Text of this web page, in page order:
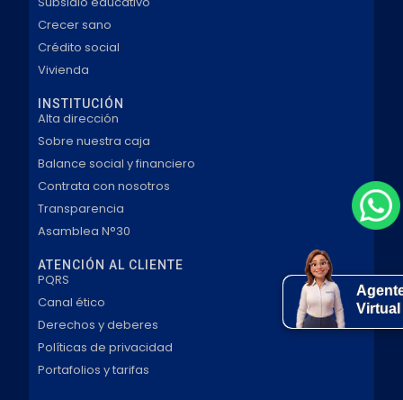
Crecer sano
Crédito social
Vivienda
INSTITUCIÓN
Alta dirección
Sobre nuestra caja
Balance social y financiero
Contrata con nosotros
Transparencia
Asamblea N°30
ATENCIÓN AL CLIENTE
PQRS
Canal ético
Derechos y deberes
Políticas de privacidad
Portafolios y tarifas
Virtual